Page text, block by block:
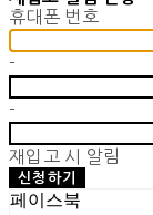
휴대폰 번호
-
-
재입고 시 알림
신청하기
페이스북